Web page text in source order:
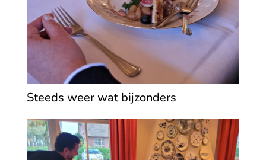
Steeds weer wat bijzonders